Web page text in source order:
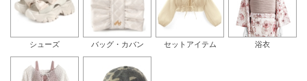
シューズ バッグ・カバン セットアイテム 浴衣